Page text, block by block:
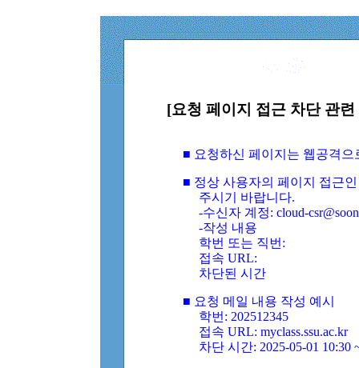
[요청 페이지 접근 차단 관
■ 요청하신 페이지는 웹공격
■ 정상 사용자의 페이지 접근
주시기 바랍니다.
-수신자 계정: cloud-
-작성 내용
학번 또는 직번:
접속 URL:
차단된 시간
■ 요청 메일 내용 작성 예시
학번: 202512345
접속 URL: myclass.ssu.ac.kr
차단 시간: 2025-05-01 10:30